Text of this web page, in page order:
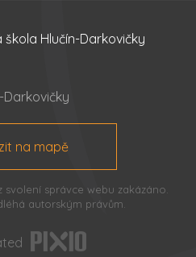
Hlučín-Darkovičky
Darkovičky
na mapě
správce webu zakázáno.
autorským právům.